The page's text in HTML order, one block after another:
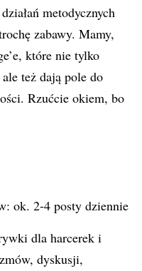
metodycznych
zabawy. Mamy,
które nie tylko
też dają pole do
Rzućcie okiem, bo
ok. 2-4 posty dziennie
dla harcerek i
dyskusji,